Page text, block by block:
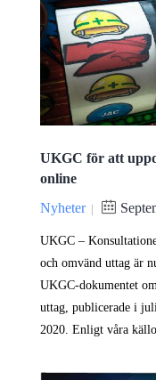
UKGC för att
online
Nyheter|
UKGC –
och omvänd uttag är
UKGC-dokumentet
uttag, publicerade i
2020. Enligt våra